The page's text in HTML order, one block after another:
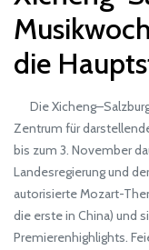
die
Die
Zentrum für
bis zum 3. November
Landesregierung und
autorisierte Mozart-
die erste in China) und
Premierenhighlights.